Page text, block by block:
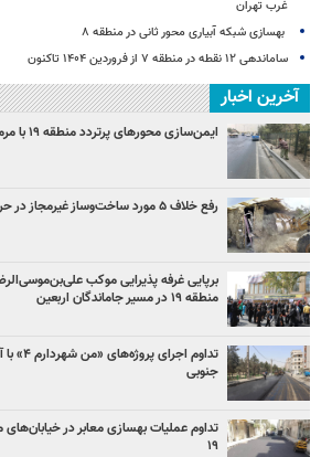
غرب تهران
بهسازی شبکه آبیاری محور ثانی در منطقه ۸
ساماندهی ۱۲ نقطه در منطقه ۷ از فروردین ۱۴۰۴ تاکنون
آخرین اخبار
ایمن‌سازی محورهای پرتردد منطقه ۱۹ با مرمت و نصب ۳۲ گاردریل
رفع خلاف ۵ مورد ساخت‌وساز غیرمجاز در حریم ناحیه ۴ منطقه ۱۹
برپایی غرفه پذیرایی موکب
منطقه ۱۹ در مسیر جاماندگان اربعین
تداوم
جنوبی
تداوم عملیات بهسازی معابر در
۱۹